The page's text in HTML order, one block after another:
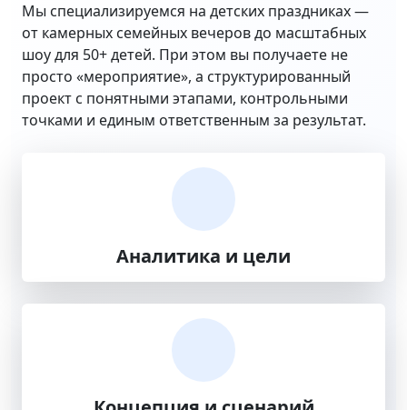
Мы специализируемся на детских праздниках —
от камерных семейных вечеров до масштабных
шоу для 50+ детей. При этом вы получаете не
просто «мероприятие», а структурированный
проект с понятными этапами, контрольными
точками и единым ответственным за результат.
Аналитика и цели